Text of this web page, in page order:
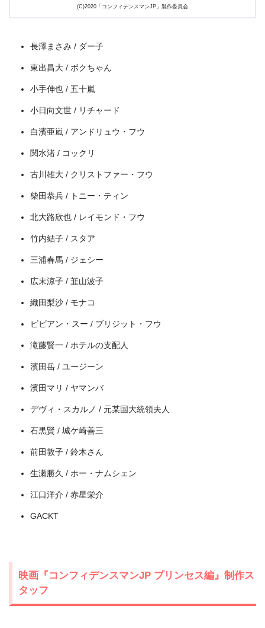
＼＼31日間無料!!お試し解約もOK／／
今すぐ無料でU-NEXTで見る
(C)2020「コンフィデンスマンJP」製作委員会
長澤まさみ / ダー子
東出昌大 / ボクちゃん
小手伸也 / 五十嵐
小日向文世 / リチャード
白濱亜嵐 / アンドリュウ・フウ
関水渚 / コックリ
古川雄大 / クリストファー・フウ
柴田恭兵 / トニー・ティン
北大路欣也 / レイモンド・フウ
竹内結子 / スタア
三浦春馬 / ジェシー
広末涼子 / 韮山波子
織田梨沙 / モナコ
ビビアン・スー / ブリジット・フウ
滝藤賢一 / ホテルの支配人
濱田岳 / ユージーン
濱田マリ / ヤマンバ
デヴィ・スカルノ / 元某国大統領夫人
石黒賢 / 城ケ崎善三
前田敦子 / 鈴木さん
生瀬勝久 / ホー・ナムシェン
江口洋介 / 赤星栄介
GACKT
映画『コンフィデンスマンJP プリンセス編』制作ス
タッフ